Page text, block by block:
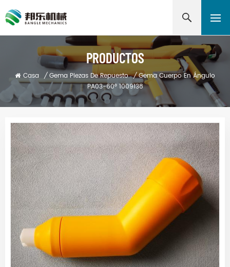
PRODUCTOS
Casa / Gema Piezas De Repuesto / Gema Cuerpo En Ángulo
PA03-60° 1009138